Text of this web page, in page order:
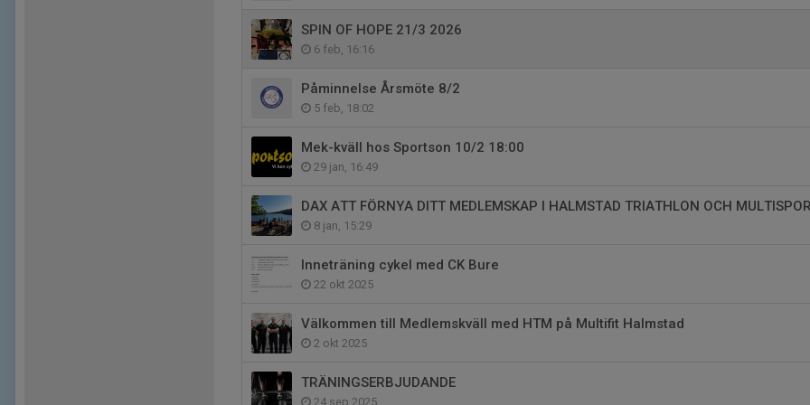
SPIN OF HOPE 21/3 2026
6 feb, 16:16
Påminnelse Årsmöte 8/2
5 feb, 18:02
Mek-kväll hos Sportson 10/2 18:00
29 jan, 16:49
DAX ATT FÖRNYA DITT MEDLEMSKAP I HALMSTAD TRIATHLON OCH
8 jan, 15:29
Inneträning cykel med CK Bure
22 okt 2025
Välkommen till Medlemskväll med HTM på Multifit Halmstad
2 okt 2025
TRÄNINGSERBJUDANDE
24 sep 2025